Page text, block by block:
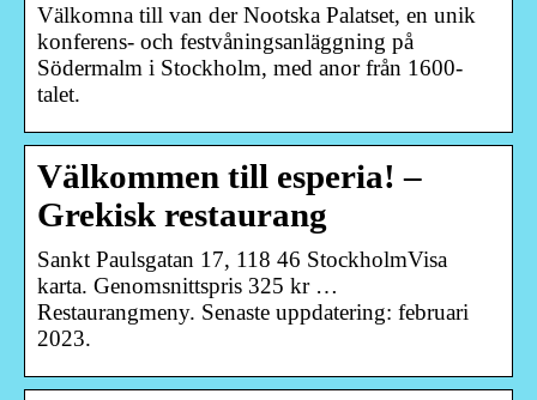
Välkomna till van der Nootska Palatset, en unik
konferens- och festvåningsanläggning på
Södermalm i Stockholm, med anor från 1600-
talet.
Välkommen till esperia! –
Grekisk restaurang
Sankt Paulsgatan 17, 118 46 StockholmVisa
karta. Genomsnittspris 325 kr …
Restaurangmeny. Senaste uppdatering: februari
2023.